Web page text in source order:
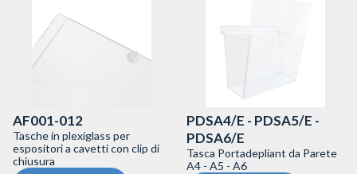
AF001-012
Tasche in plexiglass per
espositori a cavetti con clip di
chiusura
PDSA4/E - PDSA5/E -
PDSA6/E
Tasca Portadepliant da Parete
A4 - A5 - A6